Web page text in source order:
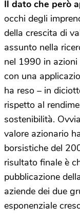
Il dato che però
occhi degli
della crescita di
assunto nella
nel 1990 in
con una
ha reso – in
rispetto al
sostenibilità.
valore azionario
borsistiche del
risultato finale è
pubblicazione
aziende dei due
esponenziale